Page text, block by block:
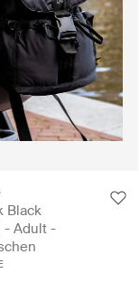
Black
- Adult -